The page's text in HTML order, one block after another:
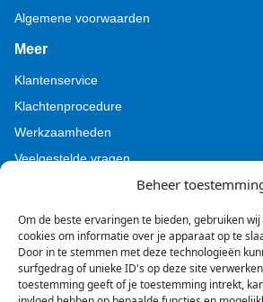
Beheer
Om de beste ervaringen te bieden, gebruiken
cookies om informatie over je apparaat op te
Door in te stemmen met deze technologieën
surfgedrag of unieke ID's op deze site
toestemming geeft of je toestemming intrekt,
Algemene voorwaarden
Meer
Klantenservice
Klachtenprocedure
Werkzaamheden
Veelgestelde vragen